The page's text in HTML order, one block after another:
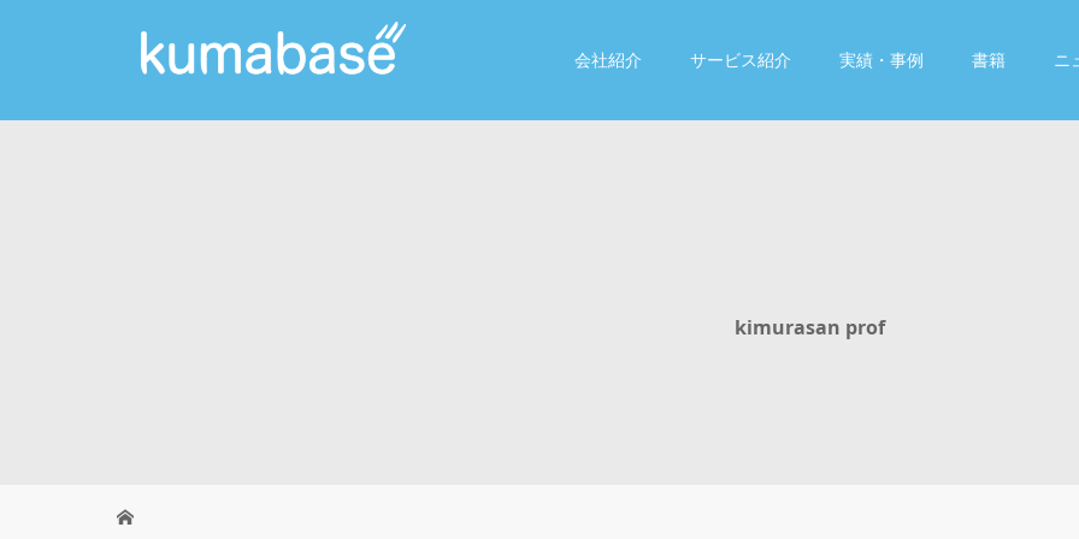
会社紹介 サービス紹介 実績・事例 書籍 ニ
kimurasan prof